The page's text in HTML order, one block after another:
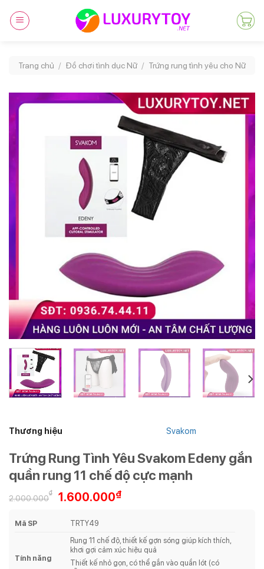
Trang chủ / Đồ chơi tình dục Nữ / Trứng rung tình yêu cho Nữ
Thương hiệu Svakom
Trứng Rung Tình Yêu Svakom Edeny gắn
quần rung 11 chế độ cực mạnh
2.000.000
₫
Giá
2.000.000₫.
1.600.000₫
là:
1.600.000₫.
Mã SP TRTY49
Tính năng
Rung 11 chế độ, thiết kế gợn sóng giúp kích thích,
khơi gợi cảm xúc hiệu quả
Thiết kế nhỏ gọn, có thể gắn vào quần lót (có